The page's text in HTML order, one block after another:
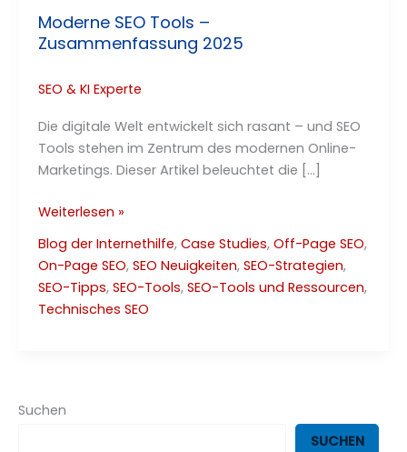
Moderne SEO Tools –
Zusammenfassung 2025
SEO & KI Experte
Die digitale Welt entwickelt sich rasant – und SEO
Tools stehen im Zentrum des modernen Online-
Marketings. Dieser Artikel beleuchtet die […]
Moderne
Tools
–
Zusammenfassung
2025
Weiterlesen »
Blog der Internethilfe, Case Studies, Off-Page SEO,
On-Page SEO, SEO Neuigkeiten, SEO-Strategien,
SEO-Tipps, SEO-Tools, SEO-Tools und Ressourcen,
Technisches SEO
Suchen
SUCHEN